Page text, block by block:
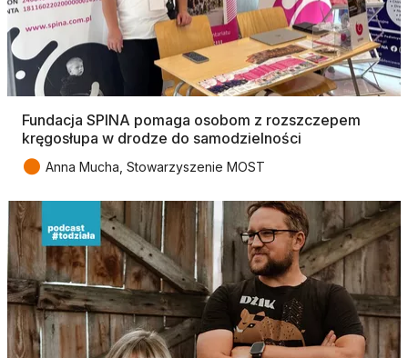
Fundacja SPINA pomaga osobom z rozszczepem
kręgosłupa w drodze do samodzielności
● Anna Mucha, Stowarzyszenie MOST